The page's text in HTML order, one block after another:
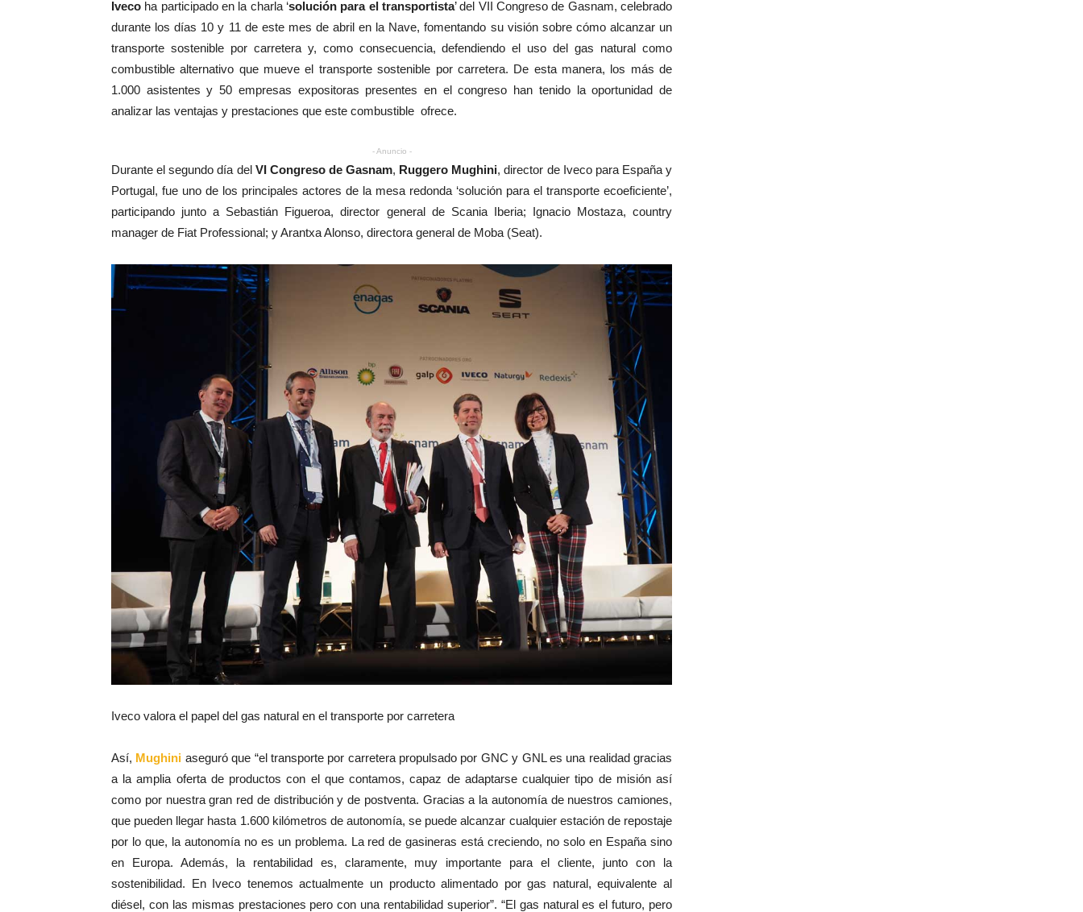
Iveco ha participado en la charla ‘solución para el transportista’ del VII Congreso de Gasnam, celebrado
durante los días 10 y 11 de este mes de abril en la Nave, fomentando su visión sobre cómo alcanzar un
transporte sostenible por carretera y, como consecuencia, defendiendo el uso del gas natural como
combustible alternativo que mueve el transporte sostenible por carretera. De esta manera, los más de
1.000 asistentes y 50 empresas expositoras presentes en el congreso han tenido la oportunidad de
analizar las ventajas y prestaciones que este combustible ofrece.
- Anuncio -
Durante el segundo día del VI Congreso de Gasnam, Ruggero Mughini, director de Iveco para España y
Portugal, fue uno de los principales actores de la mesa redonda ‘solución para el transporte ecoeficiente’,
participando junto a Sebastián Figueroa, director general de Scania Iberia; Ignacio Mostaza, country
manager de Fiat Professional; y Arantxa Alonso, directora general de Moba (Seat).
Iveco valora el papel del gas natural en el transporte por carretera
Así, Mughini aseguró que “el transporte por carretera propulsado por GNC y GNL es una realidad gracias
a la amplia oferta de productos con el que contamos, capaz de adaptarse cualquier tipo de misión así
como por nuestra gran red de distribución y de postventa. Gracias a la autonomía de nuestros camiones,
que pueden llegar hasta 1.600 kilómetros de autonomía, se puede alcanzar cualquier estación de repostaje
por lo que, la autonomía no es un problema. La red de gasineras está creciendo, no solo en España sino
en Europa. Además, la rentabilidad es, claramente, muy importante para el cliente, junto con la
sostenibilidad. En Iveco tenemos actualmente un producto alimentado por gas natural, equivalente al
diésel, con las mismas prestaciones pero con una rentabilidad superior”. “El gas natural es el futuro, pero